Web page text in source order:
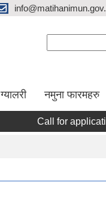
ग्यालरी नमुना फारमहरु
Call for